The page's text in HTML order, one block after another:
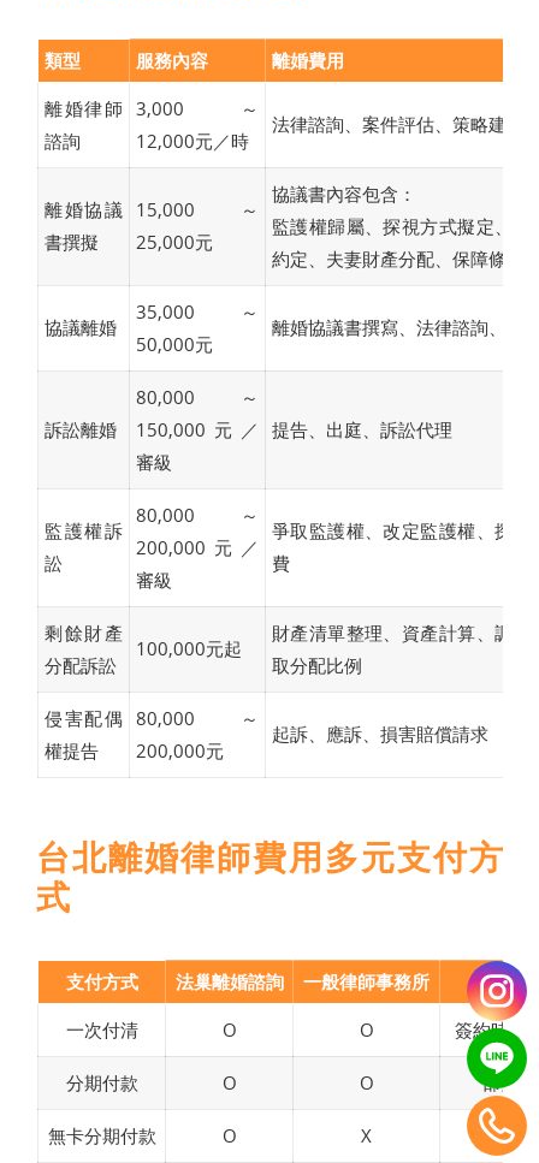
類型 服務內容
離婚費用
離婚律師
諮詢
3,000～
12,000元／時
法律諮詢、案件評估、策略建議
離婚協議
書撰擬
15,000～
25,000元
協議書內容包含：
監護權歸屬、探視方式擬定、扶
約定、夫妻財產分配、保障條款
協議離婚
35,000～
50,000元
離婚協議書撰寫、法律諮詢、離
訴訟離婚
80,000～
150,000元／
審級
提告、出庭、訴訟代理
監護權訴
訟
80,000～
200,000元／
審級
爭取監護權、改定監護權、探視
費
剩餘財產
分配訴訟
100,000元起
財產清單整理、資產計算、調查
取分配比例
侵害配偶
權提告
80,000～
200,000元
起訴、應訴、損害賠償請求
台北離婚律師費用多元支付方
式
支付方式 法巢離婚諮詢
一般律師事務所
一次付清
O O 簽約時一
分期付款 O O 部分
無卡分期付款 O X 少數